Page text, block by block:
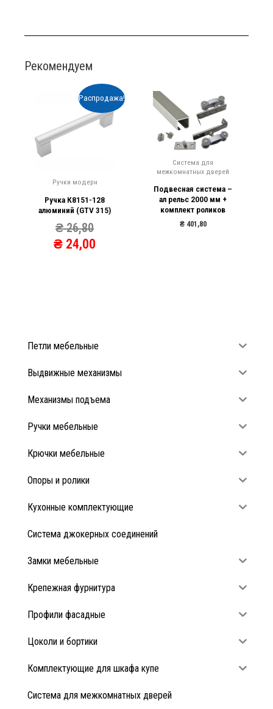
Петли мебельные
Выдвижные механизмы
Механизмы подъема
Ручки мебельные
Крючки мебельные
Опоры и ролики
Кухонные комплектующие
Система джокерных соединений
Замки мебельные
Крепежная фурнитура
Профили фасадные
Цоколи и бортики
Комплектующие для шкафа купе
Система для межкомнатных дверей
Рекомендуем
Распродажа!
Ручки модерн
Ручка К8151-128
алюминий (GTV 315)
₴26,80
₴ 24,00
Система для
межкомнатных дверей
Подвесная система –
ал рельс 2000 мм +
комплект роликов
₴401,80